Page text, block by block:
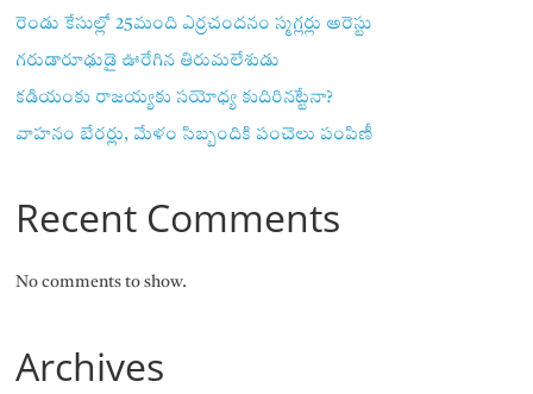
రెండు కేసుల్లో 25మంది ఎర్రచందనం స్మగ్లర్లు అరెస్టు
గరుడారూఢుడై ఊరేగిన తిరుమలేశుడు
కడియంకు రాజయ్యకు సయోధ్య కుదిరినట్టేనా?
వాహ‌నం బేర‌ర్లు, మేళం సిబ్బందికి పంచెలు పంపిణీ
Recent Comments
No comments to show.
Archives